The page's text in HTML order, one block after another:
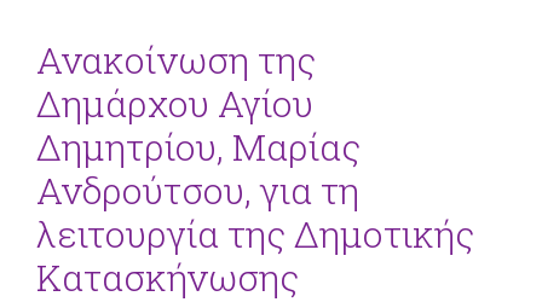
Ανακοίνωση της
Δημάρχου Αγίου
Δημητρίου, Μαρίας
Ανδρούτσου, για τη
λειτουργία της Δημοτικής
Κατασκήνωσης